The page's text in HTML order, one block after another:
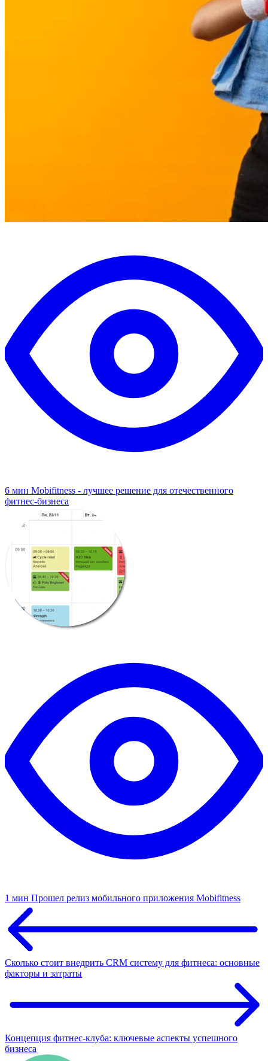
6 мин Mobifitness - лучшее решение для отечественного
фитнес-бизнеса
1 мин Прошел релиз мобильного приложения Mobifitness
Сколько стоит внедрить CRM систему для фитнеса: основные
факторы и затраты
Концепция фитнес-клуба: ключевые аспекты успешного
бизнеса